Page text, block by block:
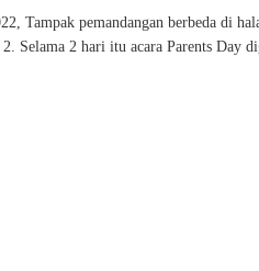
Tampak pemandangan berbeda di
Selama 2 hari itu acara Parents Day